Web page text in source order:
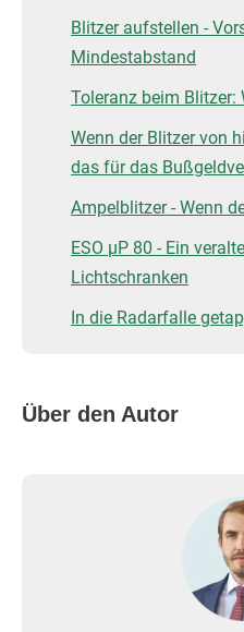
Blitzer aufstellen -
Mindestabstand
Toleranz beim Blitzer:
Wenn der Blitzer von
das für das
Ampelblitzer - Wenn
ESO µP 80 - Ein
Lichtschranken
In die Radarfalle
Über den Autor